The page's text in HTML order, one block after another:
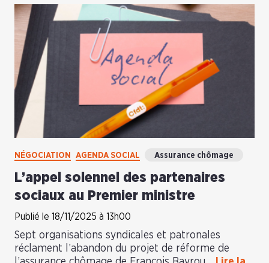
NÉGOCIATION AGENDA SOCIAL Assurance chômage
L’appel solennel des partenaires
sociaux au Premier ministre
Publié le 18/11/2025 à 13h00
Sept organisations syndicales et patronales
réclament l’abandon du projet de réforme de